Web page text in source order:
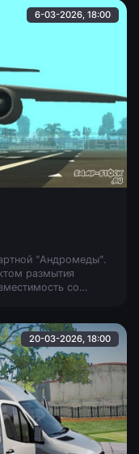
6-03-2026, 18:00
"Андромеды".
размытия
со
20-03-2026, 18:00